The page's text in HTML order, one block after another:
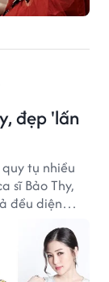
đẹp 'lấn
tụ nhiều
sĩ Bảo Thy,
đều diện